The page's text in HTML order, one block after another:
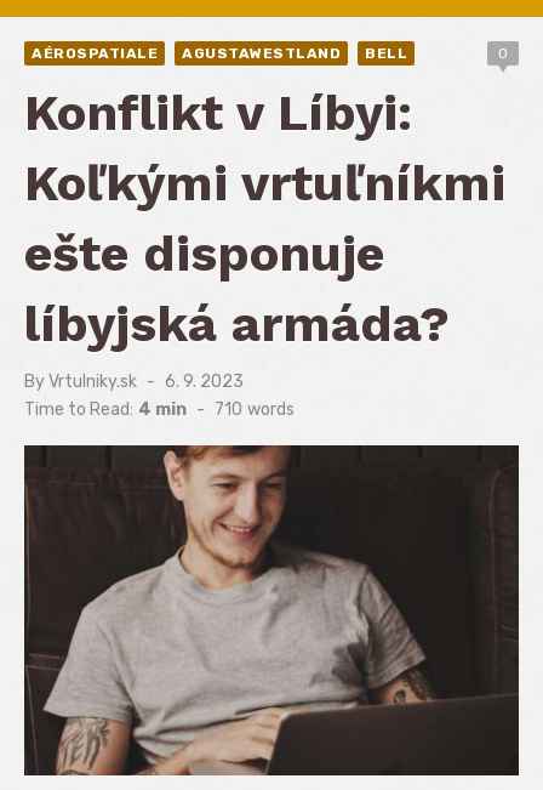
AÉROSPATIALE AGUSTAWESTLAND BELL 0
Konflikt v Líbyi:
Koľkými vrtuľníkmi
ešte disponuje
líbyjská armáda?
ByVrtulniky.sk
Posted
on
6. 9. 2023
Time to Read: 4 min - 710 words